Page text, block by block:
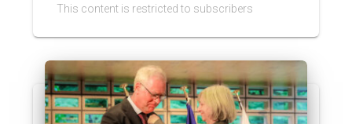
This content is restricted to subscribers